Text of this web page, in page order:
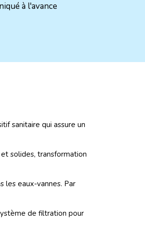
à l'avance
sanitaire qui assure un
solides, transformation
les eaux-vannes. Par
de filtration pour